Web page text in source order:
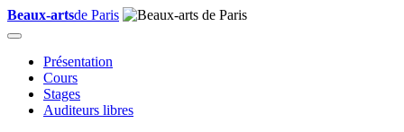
Skip
to
Beaux-artsde Paris
Présentation
Cours
Stages
Auditeurs libres